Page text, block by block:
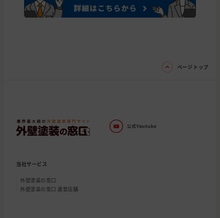
ページトップ
当社サービス
外壁塗装の窓口
外壁塗装の窓口 運営店舗